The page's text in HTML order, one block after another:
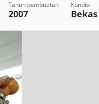
Tahun pembuatan
2007
Kondisi
Bekas